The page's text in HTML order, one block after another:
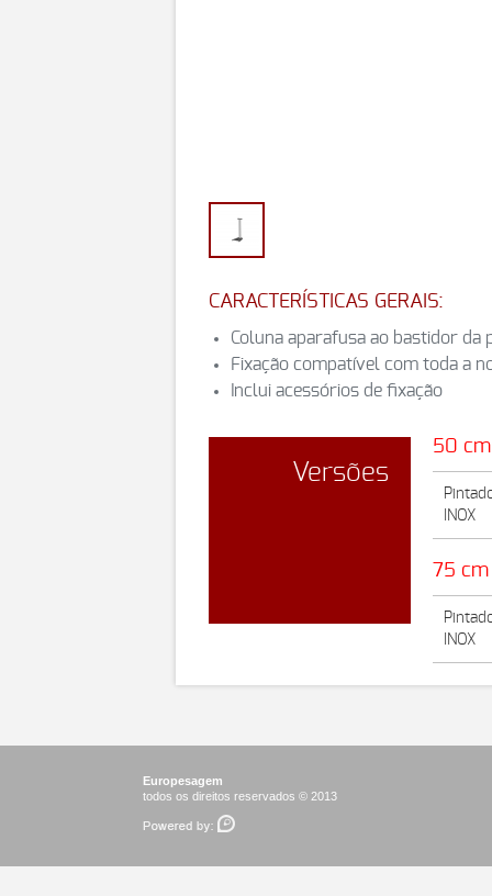
CARACTERÍSTICAS GERAIS:
Coluna aparafusa ao bastidor da
Fixação compatível com toda a
Inclui acessórios de fixação
Versões
50 cm
INOX
75 cm
INOX
Europesagem
todos os direitos reservados © 2013